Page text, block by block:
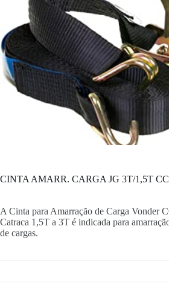
CINTA AMARR. CARGA JG 3T/1,5T
A Cinta para Amarração de Carga Vonder
Catraca 1,5T a 3T é indicada para
de cargas.